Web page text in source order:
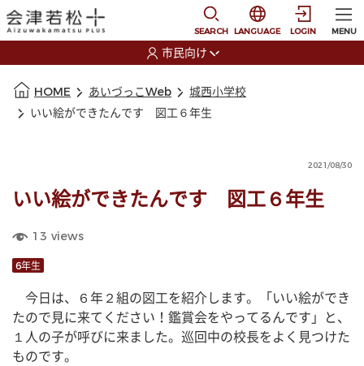
SEARCH
選択すると言語の切
LANGUAGE LOGIN MENU
市民向け
HOME あいづっこWeb
城西小学校
いい絵ができたんです 図工６年生
2021/08/30
いい絵ができたんです 図工６年生
13 views
6年生
今日は、６年２組の図工を紹介します。「いい絵ができ
たので見に来てください！鑑賞会をやってるんです」と、
１人の子が呼びに来ました。巡回中の校長をよく見つけた
ものです。